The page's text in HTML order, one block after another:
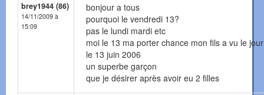
brey1944 (86)
14/11/2009 à
15:09
bonjour a tous
pourquoi le vendredi 13?
pas le lundi mardi etc
moi le 13 ma porter chance mon fils a vu le jour
le 13 juin 2006
un superbe garçon
que je désirer après avoir eu 2 filles